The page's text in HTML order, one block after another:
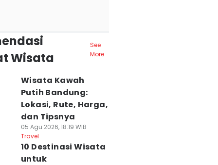
Wisata
See
More
Wisata Kawah
Putih Bandung:
Lokasi, Rute, Harga,
dan Tipsnya
05 Agu 2026, 18:19 WIB
Travel
10 Destinasi Wisata
untuk